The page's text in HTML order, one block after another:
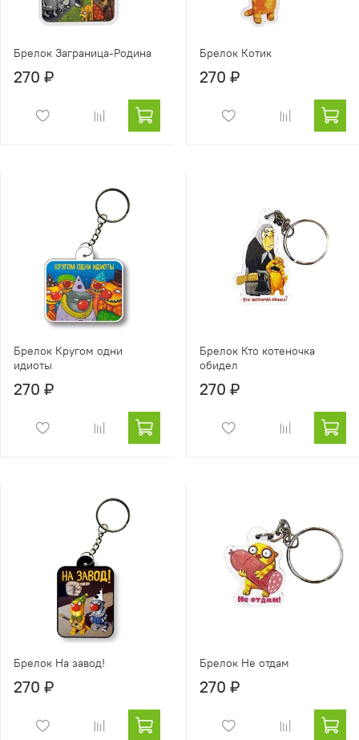
Брелок Заграница-Родина
270 ₽
Брелок Котик
270 ₽
Брелок Кругом одни
идиоты
270 ₽
Брелок Кто котеночка
обидел
270 ₽
Брелок На завод!
270 ₽
Брелок Не отдам
270 ₽